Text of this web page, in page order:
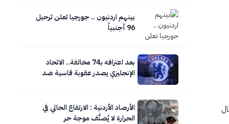
لم يكن اغتيال
بينهم اردنيون .. جورجيا تعلن ترحيل
96 أجنبياً
بعد اعترافه بـ74 مخالفة.. الاتحاد
الإنجليزي يصدر عقوبة قاسية ضد
الأرصاد الأردنية : الارتفاع الحالي في
الحرارة لا يُصنَّف موجة حر